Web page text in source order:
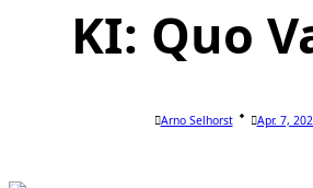
KI: Quo
Arno Selhorst Apr. 7,